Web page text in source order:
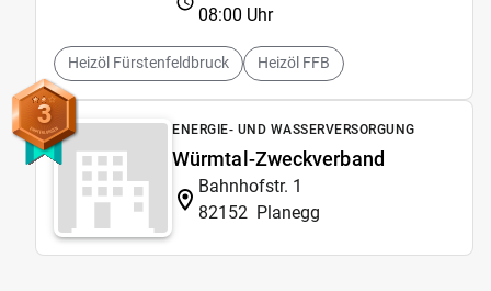
08:00 Uhr
Heizöl Fürstenfeldbruck Heizöl FFB
3 ENERGIE- UND WASSERVERSORGUNG
Würmtal-Zweckverband
Bahnhofstr. 1
82152 Planegg